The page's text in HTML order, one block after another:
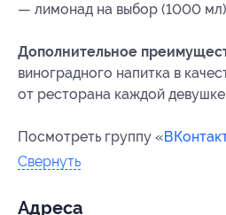
— лимонад на выбор (1000
Дополнительное
виноградного напитка в
от ресторана каждой
Посмотреть группу «
Свернуть
Адресa